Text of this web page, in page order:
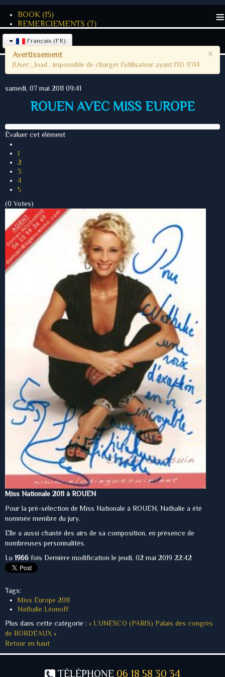
≡
Français (FR)
BOOK (15)
REMERCIEMENTS (7)
×
Avertissement
JUser::_load : impossible de charger l'utilisateur ayant l'ID 9714
samedi, 07 mai 2011 09:41
ROUEN AVEC MISS EUROPE
Évaluer cet élément
1
2
3
4
5
(0 Votes)
Miss Nationale 2011 à ROUEN
Pour la pré-sélection de Miss Nationale à ROUEN, Nathalie a été
nommée membre du jury.
Elle a aussi chanté des airs de sa composition, en présence de
nombreuses personnalités.
Lu 1966 fois Dernière modification le jeudi, 02 mai 2019 22:42
Tags:
Miss Europe 2011
Nathalie Léonoff
Plus dans cette catégorie : « L’UNESCO (PARIS) Palais des congrès
de BORDEAUX »
Retour en haut
TÉLÉPHONE 06 18 58 30 34